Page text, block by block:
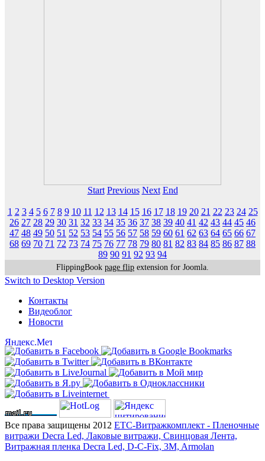
Start Previous Next End
1 2 3 4 5 6 7 8 9 10 11 12 13 14 15 16 17 18 19 20 21 22 23 24 25
26 27 28 29 30 31 32 33 34 35 36 37 38 39 40 41 42 43 44 45 46
47 48 49 50 51 52 53 54 55 56 57 58 59 60 61 62 63 64 65 66 67
68 69 70 71 72 73 74 75 76 77 78 79 80 81 82 83 84 85 86 87 88
89 90 91 92 93 94
FlippingBook page flip extension for Joomla.
Switch to Desktop Version
Контакты
Видеоблог
Новости
Все права защищены 2012 ЕТС-Витражкомплект - Пленочные
витражи Decra Led, Лаковые витражи, Свинцовая Лента,
Витражная пленка Decra Led, D-C-Fix, 3M, Armolan